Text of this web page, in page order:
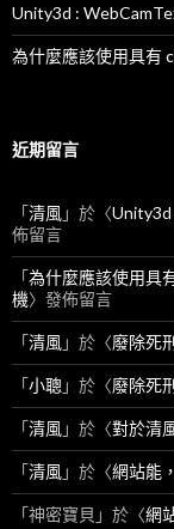
Unity3d :
為什麼應該使用具有
近期留言
「清風 」於〈
佈留言
「為什麼應該使用具
機〉發佈留言
「清風 」於〈廢除死
「小聰 」於〈廢除死
「清風 」於〈對於清
「清風 」於〈網站能
「神密寶貝 」於〈網